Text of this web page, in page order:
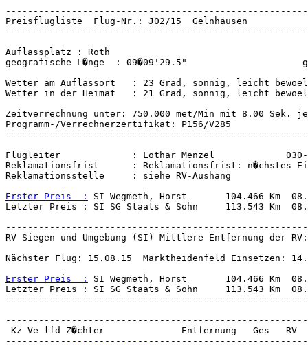
Wetter am Auflassort   : 23 Grad, sonnig, leicht
Wetter in der Heimat   : 21 Grad, sonnig, leicht
Zeitverrechnung unter: 750.000 met/Min mit 8.00
Flugleiter             : Lothar Menzel             030-
Reklamationsfrist      : Reklamationsfrist: n�chstes
Reklamationsstelle     : siehe RV-Aushang
Erster Preis  :
SI Wegmeth, Horst       104.466 Km
RV Siegen und Umgebung (SI) Mittlere Entfernung der
Nächster Flug: 15.08.15  Marktheidenfeld Einsetzen:
Erster Preis  :
SI Wegmeth, Horst       104.466 Km
Letzter Preis : SI SG Staats & Sohn     113.543 Km